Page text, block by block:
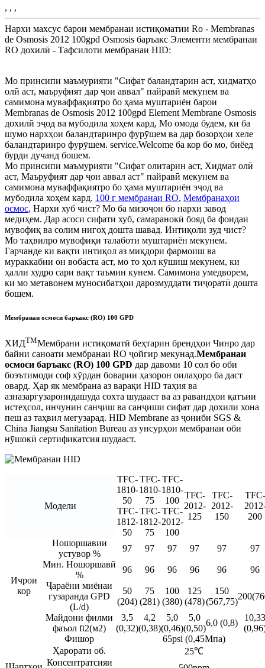
, , ,
Нархи махсус барои мембранаи истиқоматии Ro - Membranas
de Osmosis 2012 100gpd Osmosis баръакс Элементи мембранаи
RO дохилӣ - Тафсилоти мембранаи HID:
Мо принсипи маъмурияти "Сифат баландтарин аст, хидматҳо
олӣ аст, маъруфият дар ҷои аввал" пайравӣ мекунем ва
самимона муваффақиятро бо ҳама муштариён барои
Membranas de Osmosis 2012 100gpd Element Membrane Osmosis
дохилӣ эҷод ва мубодила хоҳем кард, Мо омода будем, ки ба
шумо нархҳои баландтаринро фурӯшем ва дар бозорҳои хеле
баландтаринро фурӯшем. service.Welcome ба кор бо мо, биёед
бурди дучанд бошем.
Мо принсипи маъмурияти "Сифат олитарин аст, Хидмат олӣ
аст, Маъруфият дар ҷои аввал аст" пайравӣ мекунем ва
самимона муваффақиятро бо ҳама муштариён эҷод ва
мубодила хоҳем кард. 100 г мембранаи RO, Мембранаҳои
осмос, Нархи хуб чист? Мо ба мизоҷон бо нархи завод
медиҳем. Дар асоси сифати хуб, самаранокӣ бояд ба фоидаи
мувофиқ ва солим нигоҳ дошта шавад. Интиқоли зуд чист?
Мо таҳвилро мувофиқи талаботи муштариён мекунем.
Гарчанде ки вақти интиқол аз миқдори фармоиш ва
мураккабии он вобаста аст, мо то ҳол кӯшиш мекунем, ки
ҳалли худро сари вақт таъмин кунем. Самимона умедворем,
ки мо метавонем муносибатҳои дарозмуддати тиҷоратӣ дошта
бошем.
Мембранаи осмоси баръакс (RO) 100 GPD
ХИДTMМембрани истиқоматӣ беҳтарин брендҳои Чинро дар
байни саноати мембранаи RO ҷойгир мекунад.Мембранаи
осмоси баръакс (RO) 100 GPD дар давоми 10 сол бо оби
боэътимоди соф хӯрдан боварии ҳазорон оилаҳоро ба даст
овард. Ҳар як мембрана аз варақи HID таҳия ва
азназаргузаронидашуда сохта шудааст ва аз равандҳои қатъии
истеҳсол, инчунин санҷиш ва санҷиши сифат дар дохили хона
пеш аз таҳвил мегузарад. HID Membrane аз ҷониби SGS &
China Jiangsu Sanitation Bureau аз унсурҳои мембранаи оби
нӯшокӣ сертификатсия шудааст.
Модели
TFC-
1810-
50
TFC-
1810-
75
TFC-
1810-
100
TFC-
2012-
125
TFC-
2012-
150
TFC-
200
TFC-
1812-
50
TFC-
1812-
75
TFC-
2012-
100
Ичрои
кор
Ношоршавии
устувор %
97 97 97 97 97
97
Мин. Ношоршавӣ
%
96 96 96 96 96
96
Ҷараёни миёнаи
гузаранда GPD
(L/d)
50
(204)
75
(281)
100
(380)
125
(478)
150
(567,75)
Майдони филми
фаъол ft2(м2)
3,5
(0,32)
4,2
(0,38)
5,0
(0,46)
5,0
(0,50)
6,0 (0,8)
10,33
Фишор
65psi (0,45Мпа)
Ҳарорати об.
25℃
Консентратсияи